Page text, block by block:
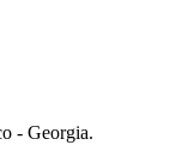
- Georgia.